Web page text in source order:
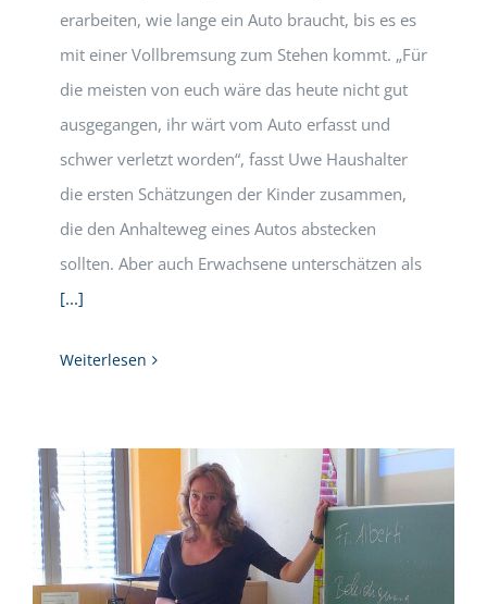
erarbeiten, wie lange ein Auto braucht, bis es es
mit einer Vollbremsung zum Stehen kommt. „Für
die meisten von euch wäre das heute nicht gut
ausgegangen, ihr wärt vom Auto erfasst und
schwer verletzt worden“, fasst Uwe Haushalter
die ersten Schätzungen der Kinder zusammen,
die den Anhalteweg eines Autos abstecken
sollten. Aber auch Erwachsene unterschätzen als
[...]
Weiterlesen